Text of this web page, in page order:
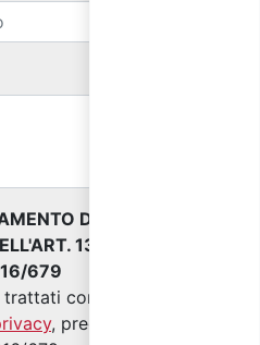
DEI DATI
13 DEL
679
come indicato
, predisposta ai sensi